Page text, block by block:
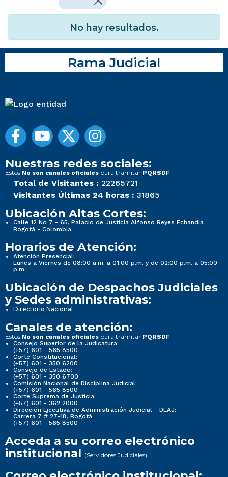
No hay resultados.
Rama Judicial
Nuestras redes sociales:
Estos No son canales oficiales para tramitar PQRSDF
Total de Visitantes : 22265721
Visitantes Últimas 24 horas : 31865
Ubicación Altas Cortes:
Calle 12 No 7 - 65, Palacio de Justicia Alfonso Reyes Echandía
Bogotá - Colombia
Horarios de Atención:
Atención Presencial:
Lunes a Viernes de 08:00 a.m. a 01:00 p.m. y de 02:00 p.m. a 05:00
p.m.
Ubicación de Despachos Judiciales
y Sedes administrativas:
Directorio Nacional
Canales de atención:
Estos No son canales oficiales para tramitar PQRSDF
Consejo Superior de la Judicatura:
(+57) 601 - 565 8500
Corte Constitucional:
(+57) 601 - 350 6200
Consejo de Estado:
(+57) 601 - 350 6700
Comisión Nacional de Disciplina Judicial:
(+57) 601 - 565 8500
Corte Suprema de Justicia:
(+57) 601 - 362 2000
Dirección Ejecutiva de Administración Judicial - DEAJ:
Carrera 7 # 27-18, Bogotá
(+57) 601 - 565 8500
Acceda a su correo electrónico
institucional (Servidores Judiciales)